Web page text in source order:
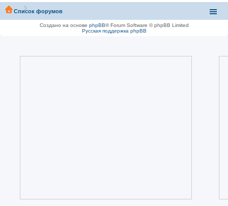
Список форумов
Создано на основе phpBB® Forum Software © phpBB Limited
Русская поддержка phpBB